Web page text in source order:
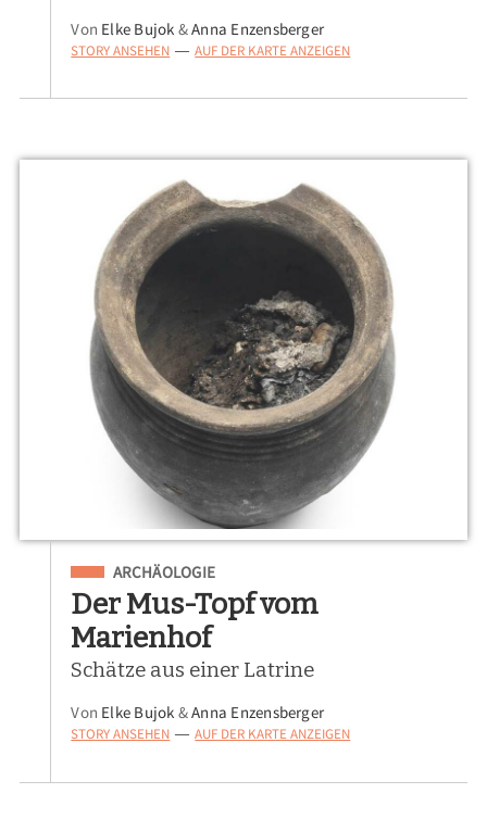
Von Elke Bujok &Anna Enzensberger
STORY ANSEHEN — AUF DER KARTE ANZEIGEN
Eingeordnet unter
ARCHÄOLOGIE
Der Mus-Topf vom
Marienhof
Schätze aus einer Latrine
Von Elke Bujok &Anna Enzensberger
STORY ANSEHEN — AUF DER KARTE ANZEIGEN